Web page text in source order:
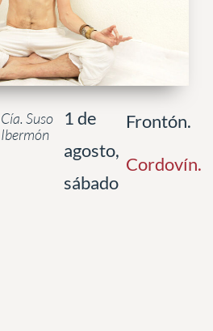
Cía. Suso
Ibermón
1 de
agosto,
sábado
Frontón.
Cordovín.